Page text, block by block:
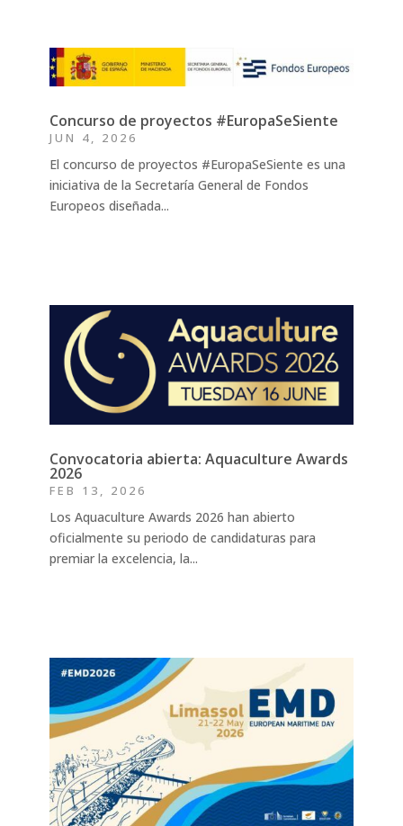
Concurso de proyectos #EuropaSeSiente
JUN 4, 2026
El concurso de proyectos #EuropaSeSiente es una
iniciativa de la Secretaría General de Fondos
Europeos diseñada...
Convocatoria abierta: Aquaculture Awards
2026
FEB 13, 2026
Los Aquaculture Awards 2026 han abierto
oficialmente su periodo de candidaturas para
premiar la excelencia, la...